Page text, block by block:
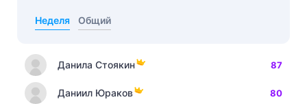
Неделя Общий
Данила Стоякин 87
Даниил Юраков 80